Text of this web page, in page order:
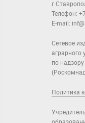
Телефон:
E-mail:
Сетевое
аграрного
по
Политика